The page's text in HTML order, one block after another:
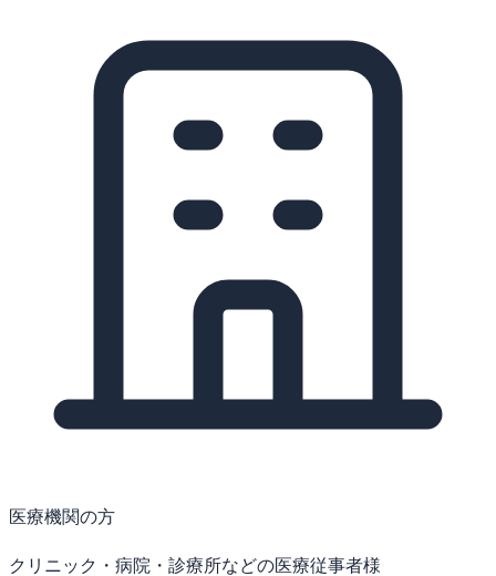
医療機関の方
クリニック・病院・診療所などの医療従事者様